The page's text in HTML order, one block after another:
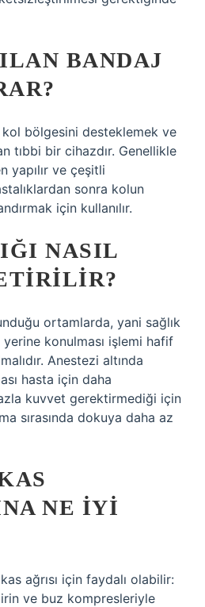
BANDAJ
bölgesini desteklemek ve
tıbbi bir cihazdır. Genellikle
yapılır ve çeşitli
sonra kolun
için kullanılır.
NASIL
ortamlarda, yani sağlık
yerine konulması işlemi hafif
Anestezi altında
hasta için daha
kuvvet gerektirmediği için
sırasında dokuya daha az
NE IYI
ağrısı için faydalı olabilir:
ve buz kompresleriyle